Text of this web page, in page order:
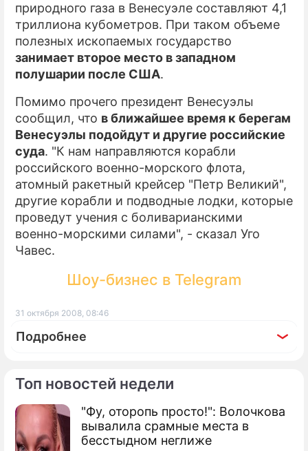
Топ новостей недели
"Фу, оторопь просто!": Волочкова
вывалила срамные места в
бесстыдном неглиже
природного газа в Венесуэле составляют 4,1
триллиона кубометров. При таком объеме
полезных ископаемых государство
занимает второе место в западном
полушарии после США.
Помимо прочего президент Венесуэлы
сообщил, что в ближайшее время к берегам
Венесуэлы подойдут и другие российские
суда. "К нам направляются корабли
российского военно-морского флота,
атомный ракетный крейсер "Петр Великий",
другие корабли и подводные лодки, которые
проведут учения с боливарианскими
военно-морскими силами", - сказал Уго
Чавес.
Шоу-бизнес в Telegram
31 октября 2008, 08:46
Подробнее
По теме
ОПЕК сажает мир на нефтяную диету